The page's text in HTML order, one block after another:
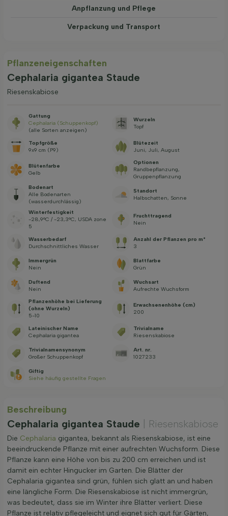
Anpflanzung und Pflege
Verpackung und Transport
Pflanzeneigenschaften
Cephalaria gigantea Staude
Riesenskabiose
Gattung
Cephalaria (Schuppenkopf)
(alle Sorten anzeigen)
Wurzeln
Topf
Topfgröße
9x9 cm (P9)
Blütezeit
Juni, Juli, August
Blütenfarbe
Gelb
Optionen
Randbepflanzung,
Gruppenpflanzung
Bodenart
Alle Bodenarten
(wasserdurchlässig)
Standort
Halbschatten, Sonne
Winterfestigkeit
-28,9°C / -23,3°C, USDA zone
5
Fruchttragend
Nein
Wasserbedarf
Durchschnittliches Wasser
Anzahl der Pflanzen pro m²
3
Immergrün
Nein
Blattfarbe
Grün
Duftend
Nein
Wuchsart
Aufrechte Wuchsform
Pflanzenhöhe bei Lieferung
(ohne Wurzeln)
5-10
Erwachsenenhöhe (cm)
200
Lateinischer Name
Cephalaria gigantea
Trivialname
Riesenskabiose
Trivialnamensynonym
Großer Schuppenkopf
Art. nr.
1027233
Giftig
Siehe häufig gestellte Fragen
Beschreibung
Cephalaria gigantea Staude | Riesenskabiose
Die Cephalaria gigantea, bekannt als Riesenskabiose, ist eine
beeindruckende Pflanze mit einer aufrechten Wuchsform. Diese
Pflanze kann eine Höhe von bis zu 200 cm erreichen und ist
damit ein echter Hingucker im Garten. Die Blätter der
Cephalaria gigantea sind grün, fühlen sich glatt an und haben
eine längliche Form. Die Riesenskabiose ist nicht immergrün,
was bedeutet, dass sie im Winter ihre Blätter verliert. Diese
Pflanze ist relativ pflegeleicht und eignet sich gut für Gärten,